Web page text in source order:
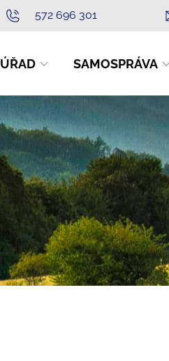
572 696 301
ÚŘAD SAMOSPRÁVA